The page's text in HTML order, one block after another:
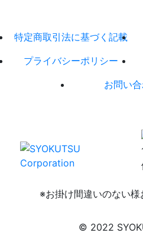
特定商取引法に基づく記載
プライバシーポリシー
お問い
※お掛け間違いのない
© 2022